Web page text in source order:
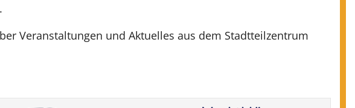
Veranstaltungen und Aktuelles aus dem Stadtteilzentrum